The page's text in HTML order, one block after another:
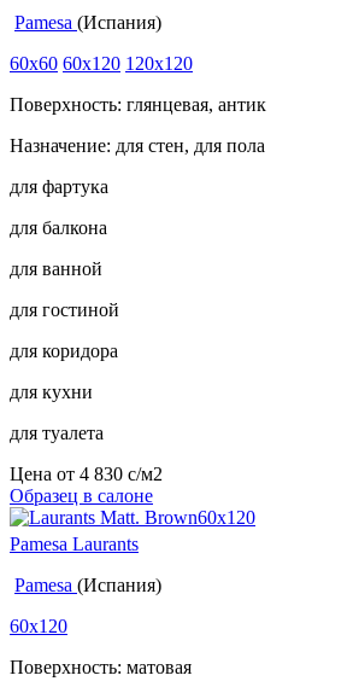
Pamesa (Испания)
60x60 60x120 120x120
Поверхность: глянцевая, антик
Назначение: для стен, для пола
для фартука
для балкона
для ванной
для гостиной
для коридора
для кухни
для туалета
Цена от 4 830 c/м2
Образец в салоне
Pamesa Laurants
Pamesa (Испания)
60x120
Поверхность: матовая